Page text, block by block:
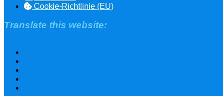
Cookie-Richtlinie (EU)
Translate this website: